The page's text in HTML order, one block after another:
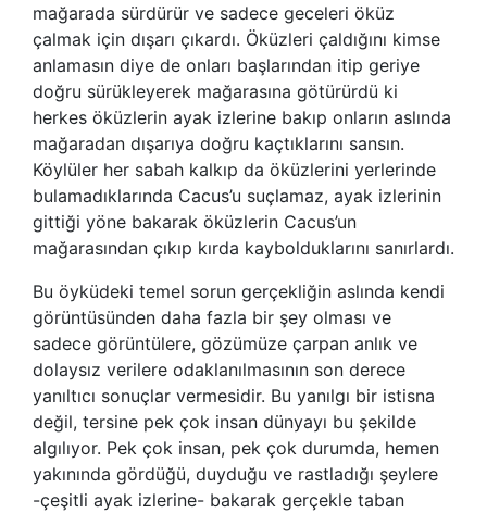
mağarada sürdürür ve sadece geceleri öküz
çalmak için dışarı çıkardı. Öküzleri çaldığını kimse
anlamasın diye de onları başlarından itip geriye
doğru sürükleyerek mağarasına götürürdü ki
herkes öküzlerin ayak izlerine bakıp onların aslında
mağaradan dışarıya doğru kaçtıklarını sansın.
Köylüler her sabah kalkıp da öküzlerini yerlerinde
bulamadıklarında Cacus’u suçlamaz, ayak izlerinin
gittiği yöne bakarak öküzlerin Cacus’un
mağarasından çıkıp kırda kaybolduklarını sanırlardı.
Bu öyküdeki temel sorun gerçekliğin aslında kendi
görüntüsünden daha fazla bir şey olması ve
sadece görüntülere, gözümüze çarpan anlık ve
dolaysız verilere odaklanılmasının son derece
yanıltıcı sonuçlar vermesidir. Bu yanılgı bir istisna
değil, tersine pek çok insan dünyayı bu şekilde
algılıyor. Pek çok insan, pek çok durumda, hemen
yakınında gördüğü, duyduğu ve rastladığı şeylere
-çeşitli ayak izlerine- bakarak gerçekle taban